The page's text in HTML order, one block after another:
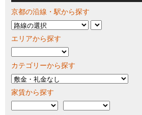
京都の沿線・駅から探す
エリアから探す
カテゴリーから探す
家賃から探す